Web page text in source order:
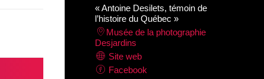
« Antoine Desilets, témoin de
l’histoire du Québec »
Musée de la photographie
Desjardins
Site web
Facebook